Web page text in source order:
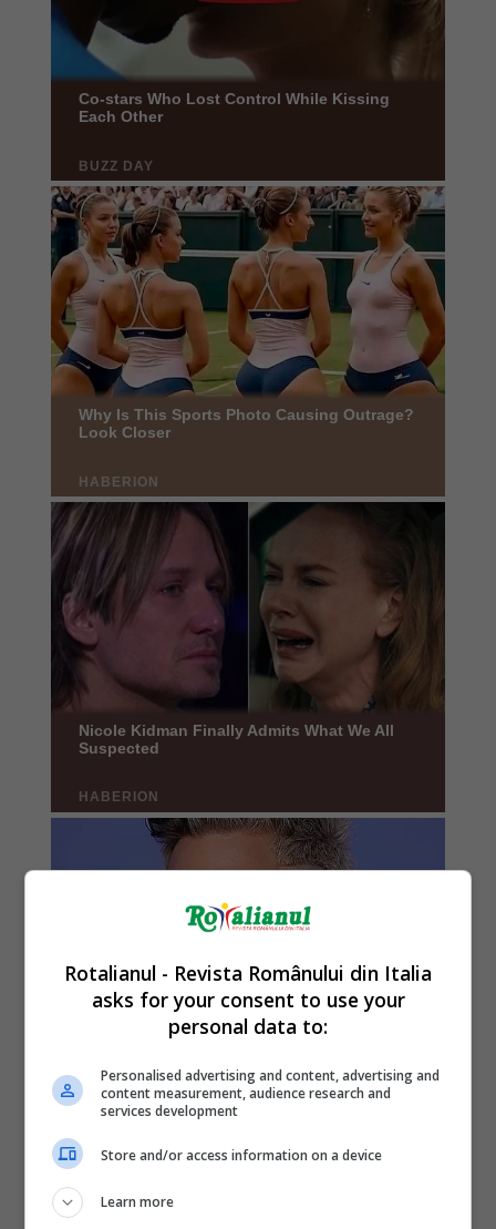
Rotalianul - Revista Românului din Italia
asks for your consent to use your
personal data to:
Personalised advertising and content, advertising and
content measurement, audience research and
services development
Store and/or access information on a device
Learn more